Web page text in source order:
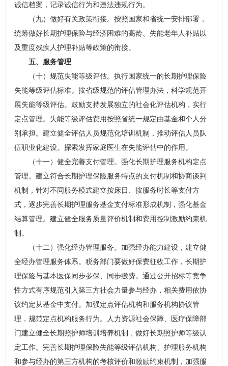
诚信档案，记录诚信行为和违法违规行为。
（九）做好有关政策衔接。按照国家和省统一安排部署，
统筹做好长期护理保险与经济困难的高龄、失能老年人补贴以
及重度残疾人护理补贴等政策的衔接。
五、服务管理
（十）规范失能等级评估。执行国家统一的长期护理保险
失能等级评估标准。按省级规范的评估管理办法，科学规范开
展失能等级评估。鼓励支持发展独立的社会化评估机构，实行
定点管理。失能等级评估费用按照省统一规定由基金和个人分
别承担。建立健全评估人员规范化培训机制，推动评估人员队
伍职业化建设。探索发挥家庭医生在失能评估中的作用。
（十一）健全完善支付管理。强化长期护理服务机构定点
管理。建立符合长期护理保险服务特点的支付机制和协商谈判
机制，针对不同服务模式建立按床日、按服务时长等支付方
式，逐步完善长期护理服务基金支付标准形成机制，强化基金
结算管理。建立健全服务质量评价机制和费用控制激励约束机
制。
（十二）强化经办管理服务。加强经办能力建设，建立健
全经办管理服务体系。税务部门要做好保费征收工作，长期护
理保险与基本医保同步参保、同步缴费。通过公开招标等竞争
性方式有序规范引入第三方社会力量参与经办，相关费用依协
议约定从基金中支付。加强定点评估机构和服务机构协议管
理，规范定点机构服务行为。人力资源社会保障、医疗保障部
门建立健全长期照护师培训培养机制，做好长期照护师等级认
定工作。完善长期护理保险失能等级评估机构、护理服务机构
和参与经办的第三方机构的考核评价和激励约束机制，加强服